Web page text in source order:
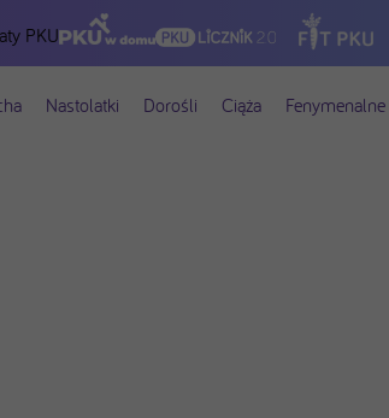
PKU
Nastolatki Dorośli Ciąża